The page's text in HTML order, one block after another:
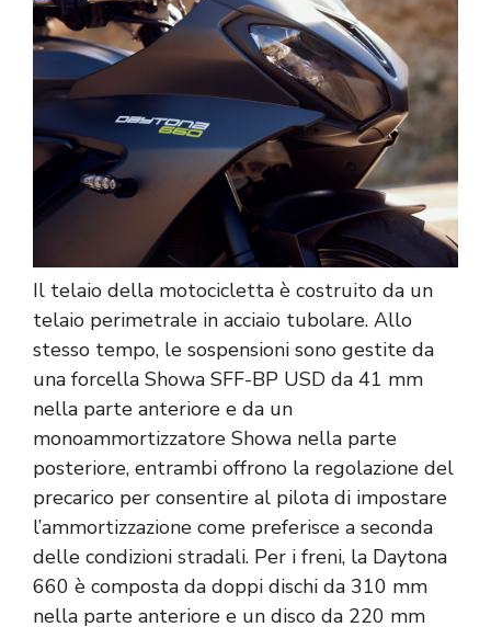
Il telaio della motocicletta è costruito da un
telaio perimetrale in acciaio tubolare. Allo
stesso tempo, le sospensioni sono gestite da
una forcella Showa SFF-BP USD da 41 mm
nella parte anteriore e da un
monoammortizzatore Showa nella parte
posteriore, entrambi offrono la regolazione del
precarico per consentire al pilota di impostare
l’ammortizzazione come preferisce a seconda
delle condizioni stradali. Per i freni, la Daytona
660 è composta da doppi dischi da 310 mm
nella parte anteriore e un disco da 220 mm